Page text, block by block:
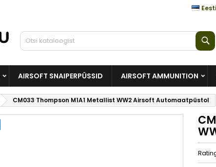
AIRSOFT SNAIPERPÜSSID AIRSOFT AMMUNITION
CM033 Thompson M1A1 Metallist WW2 Airsoft Automaatpüstol